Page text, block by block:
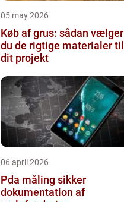
05 may 2026
Køb af grus: sådan vælger
du de rigtige materialer til
dit projekt
06 april 2026
Pda måling sikker
dokumentation af